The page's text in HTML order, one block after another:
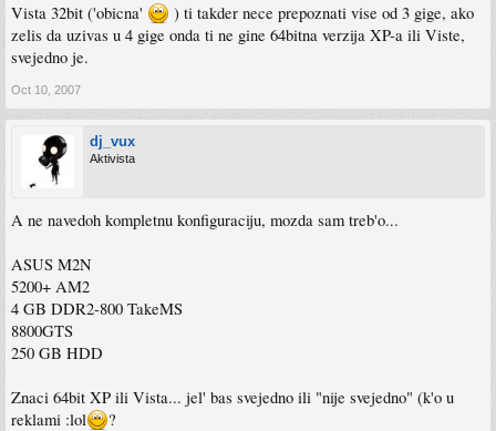
Vista 32bit ('obicna'
) ti takder nece prepoznati vise od 3 gige, ako
zelis da uzivas u 4 gige onda ti ne gine 64bitna verzija XP-a ili Viste,
svejedno je.
Oct 10, 2007
dj_vux
Aktivista
A ne navedoh kompletnu konfiguraciju, mozda sam treb'o...
ASUS M2N
5200+ AM2
4 GB DDR2-800 TakeMS
8800GTS
250 GB HDD
Znaci 64bit XP ili Vista... jel' bas svejedno ili "nije svejedno" (k'o u
reklami :lol
?